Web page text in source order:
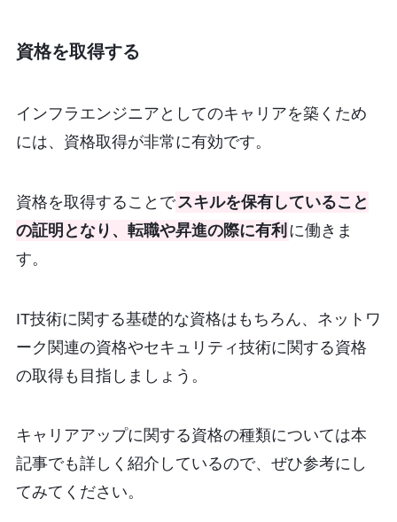
資格を取得する
インフラエンジニアとしてのキャリアを築くため
には、資格取得が非常に有効です。
資格を取得することで スキルを保有していること
の証明となり、転職や昇進の際に有利 に働きま
す。
IT技術に関する基礎的な資格はもちろん、ネットワ
ーク関連の資格やセキュリティ技術に関する資格
の取得も目指しましょう。
キャリアアップに関する資格の種類については本
記事でも詳しく紹介しているので、ぜひ参考にし
てみてください。